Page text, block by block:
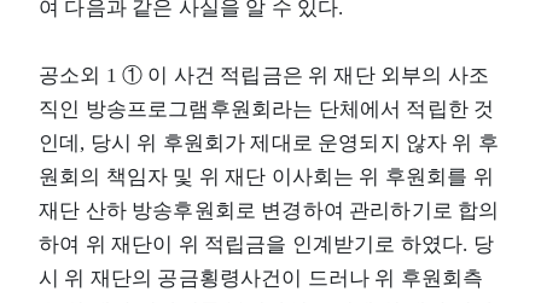
여 다음과 같은 사실을 알 수 있다.
공소외 1 ① 이 사건 적립금은 위 재단 외부의 사조
직인 방송프로그램후원회라는 단체에서 적립한 것
인데, 당시 위 후원회가 제대로 운영되지 않자 위 후
원회의 책임자 및 위 재단 이사회는 위 후원회를 위
재단 산하 방송후원회로 변경하여 관리하기로 합의
하여 위 재단이 위 적립금을 인계받기로 하였다. 당
시 위 재단의 공금횡령사건이 드러나 위 후원회측